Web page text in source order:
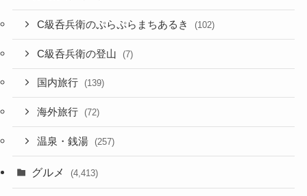
C級呑兵衛のぷらぷらまちあるき (102)
C級呑兵衛の登山 (7)
国内旅行 (139)
海外旅行 (72)
温泉・銭湯 (257)
グルメ (4,413)